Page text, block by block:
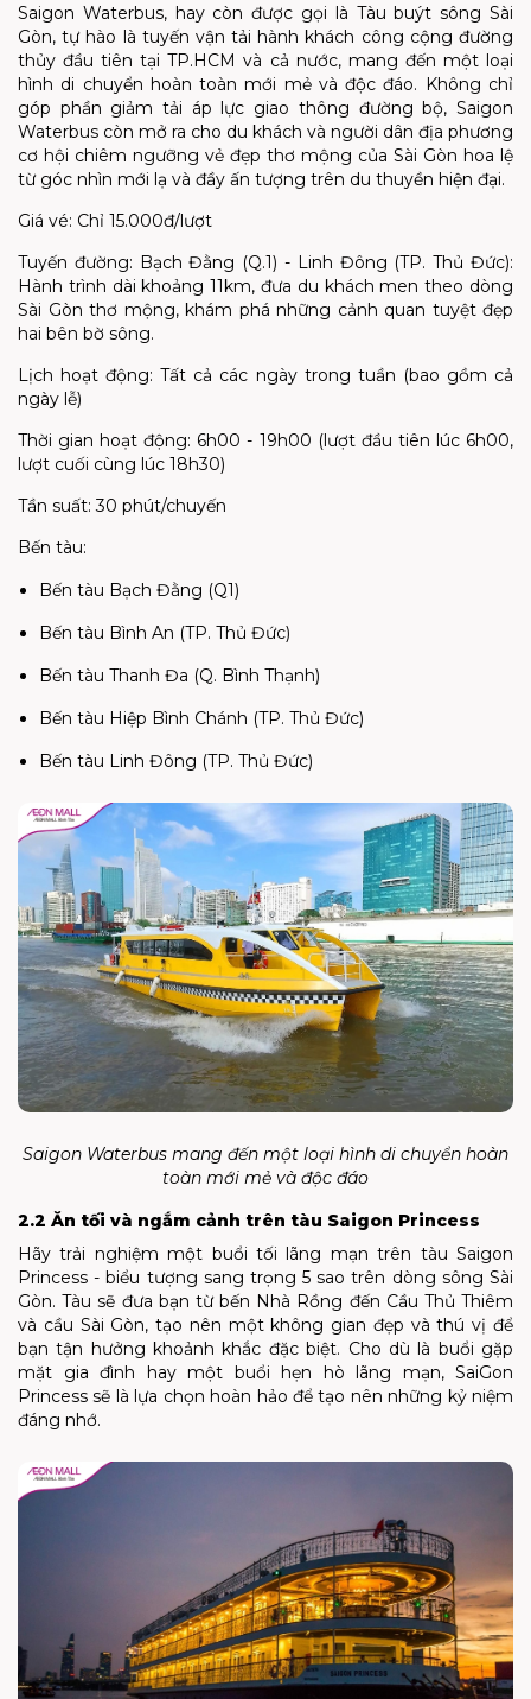
Saigon Waterbus, hay còn được gọi là Tàu buýt sông Sài
Gòn, tự hào là tuyến vận tải hành khách công cộng đường
thủy đầu tiên tại TP.HCM và cả nước, mang đến một loại
hình di chuyển hoàn toàn mới mẻ và độc đáo. Không chỉ
góp phần giảm tải áp lực giao thông đường bộ, Saigon
Waterbus còn mở ra cho du khách và người dân địa phương
cơ hội chiêm ngưỡng vẻ đẹp thơ mộng của Sài Gòn hoa lệ
từ góc nhìn mới lạ và đầy ấn tượng trên du thuyền hiện đại.
Giá vé: Chỉ 15.000đ/lượt
Tuyến đường: Bạch Đằng (Q.1) - Linh Đông (TP. Thủ Đức):
Hành trình dài khoảng 11km, đưa du khách men theo dòng
Sài Gòn thơ mộng, khám phá những cảnh quan tuyệt đẹp
hai bên bờ sông.
Lịch hoạt động: Tất cả các ngày trong tuần (bao gồm cả
ngày lễ)
Thời gian hoạt động: 6h00 - 19h00 (lượt đầu tiên lúc 6h00,
lượt cuối cùng lúc 18h30)
Tần suất: 30 phút/chuyến
Bến tàu:
Bến tàu Bạch Đằng (Q1)
Bến tàu Bình An (TP. Thủ Đức)
Bến tàu Thanh Đa (Q. Bình Thạnh)
Bến tàu Hiệp Bình Chánh (TP. Thủ Đức)
Bến tàu Linh Đông (TP. Thủ Đức)
Saigon Waterbus mang đến một loại hình di chuyển hoàn
toàn mới mẻ và độc đáo
2.2 Ăn tối và ngắm cảnh trên tàu Saigon Princess
Hãy trải nghiệm một buổi tối lãng mạn trên tàu Saigon
Princess - biểu tượng sang trọng 5 sao trên dòng sông Sài
Gòn. Tàu sẽ đưa bạn từ bến Nhà Rồng đến Cầu Thủ Thiêm
và cầu Sài Gòn, tạo nên một không gian đẹp và thú vị để
bạn tận hưởng khoảnh khắc đặc biệt. Cho dù là buổi gặp
mặt gia đình hay một buổi hẹn hò lãng mạn, SaiGon
Princess sẽ là lựa chọn hoàn hảo để tạo nên những kỷ niệm
đáng nhớ.